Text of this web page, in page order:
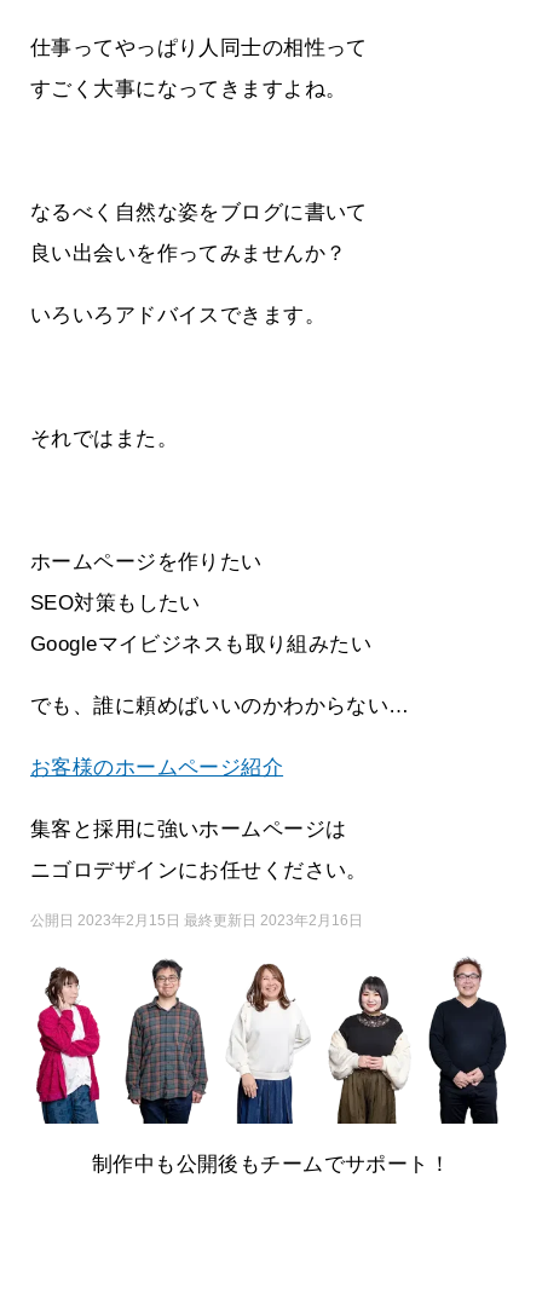
仕事ってやっぱり人同士の相性って
すごく大事になってきますよね。
なるべく自然な姿をブログに書いて
良い出会いを作ってみませんか？
いろいろアドバイスできます。
それではまた。
ホームページを作りたい
SEO対策もしたい
Googleマイビジネスも取り組みたい
でも、誰に頼めばいいのかわからない…
お客様のホームページ紹介
集客と採用に強いホームページは
ニゴロデザインにお任せください。
公開日 2023年2月15日 最終更新日 2023年2月16日
制作中も公開後もチームでサポート！